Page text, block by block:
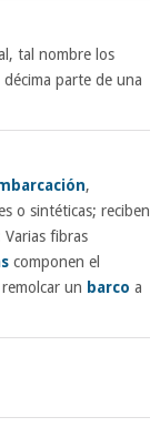
tal nombre los
parte de una
,
o sintéticas; reciben
fibras
componen el
remolcar un barco a